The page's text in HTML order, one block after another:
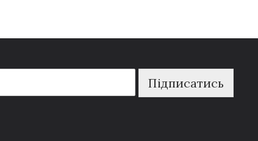
Підписатись